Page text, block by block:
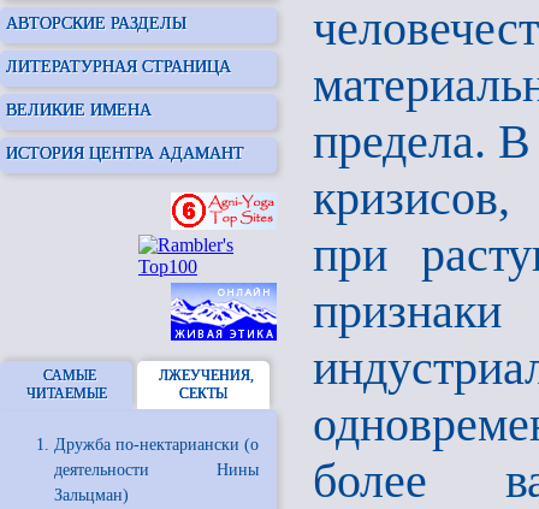
АВТОРСКИЕ РАЗДЕЛЫ
ЛИТЕРАТУРНАЯ СТРАНИЦА
ВЕЛИКИЕ ИМЕНА
ИСТОРИЯ ЦЕНТРА АДАМАНТ
САМЫЕ
ЧИТАЕМЫЕ
ЛЖЕУЧЕНИЯ,
СЕКТЫ
Дружба по-нектариански (о
деятельности Нины
Зальцман)
предела. В
при
более